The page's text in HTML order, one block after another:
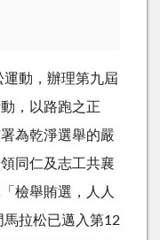
動，辦理第九屆
，以路跑之正
為乾淨選舉的嚴
同仁及志工共襄
檢舉賄選，人人
拉松已邁入第12